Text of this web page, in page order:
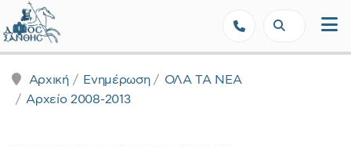
Αρχική Ενημέρωση
ΟΛΑ ΤΑ ΝΕΑ
Αρχείο 2008-2013